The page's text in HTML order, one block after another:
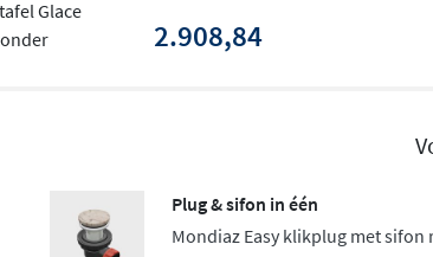
naar keuze, zodat het meubel perfect aansluit bij
verkrijgbaar in de kleuren Frappe, Glace en Lava,
Cloud solid surface kwaliteit.
wastafel met tijdloze
is naadloos geïntegreerd in het
120mm. Solid surface staat bekend om zijn
2.908,84
Plug & sifon in één
Mondiaz Easy klikplug met